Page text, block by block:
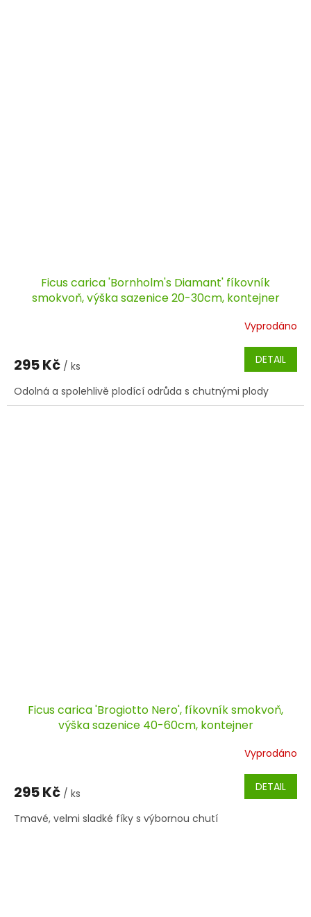
Ficus carica 'Bornholm's Diamant' fíkovník
smokvoň, výška sazenice 20-30cm, kontejner
Vyprodáno
295 Kč / ks DETAIL
Odolná a spolehlivě plodící odrůda s chutnými plody
Ficus carica 'Brogiotto Nero', fíkovník smokvoň,
výška sazenice 40-60cm, kontejner
Vyprodáno
295 Kč / ks DETAIL
Tmavé, velmi sladké fíky s výbornou chutí